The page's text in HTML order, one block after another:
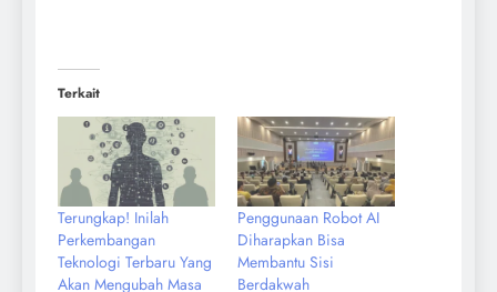
Terkait
Terungkap! Inilah
Perkembangan
Teknologi Terbaru Yang
Akan Mengubah Masa
Penggunaan Robot AI
Diharapkan Bisa
Membantu Sisi
Berdakwah